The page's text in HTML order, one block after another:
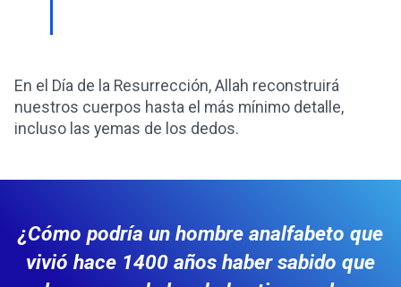
En el Día de la Resurrección, Allah reconstruirá
nuestros cuerpos hasta el más mínimo detalle,
incluso las yemas de los dedos.
¿Cómo podría un hombre analfabeto que
vivió hace 1400 años haber sabido que